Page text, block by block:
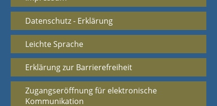
Datenschutz - Erklärung
Leichte Sprache
Erklärung zur Barrierefreiheit
Zugangseröffnung für elektronische
Kommunikation